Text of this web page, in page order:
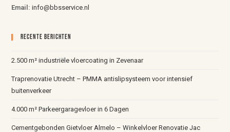
Email: info@bbsservice.nl
Recente Berichten
2.500 m² industriële vloercoating in Zevenaar
Traprenovatie Utrecht – PMMA antislipsysteem voor intensief
buitenverkeer
4.000 m² Parkeergaragevloer in 6 Dagen
Cementgebonden Gietvloer Almelo – Winkelvloer Renovatie Jac